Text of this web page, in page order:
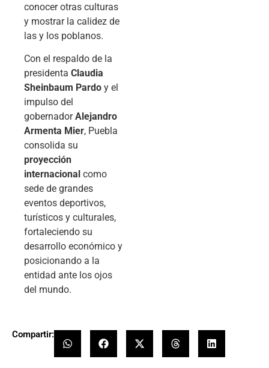
conocer otras culturas
y mostrar la calidez de
las y los poblanos.
Con el respaldo de la
presidenta Claudia
Sheinbaum Pardo y el
impulso del
gobernadorAlejandro
Armenta Mier, Puebla
consolida su
proyección
internacional como
sede de grandes
eventos deportivos,
turísticos y culturales,
fortaleciendo su
desarrollo económico y
posicionando a la
entidad ante los ojos
del mundo.
Compartir: